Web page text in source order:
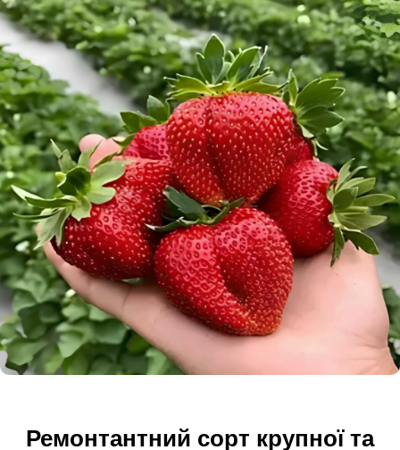
Ремонтантний сорт крупної та